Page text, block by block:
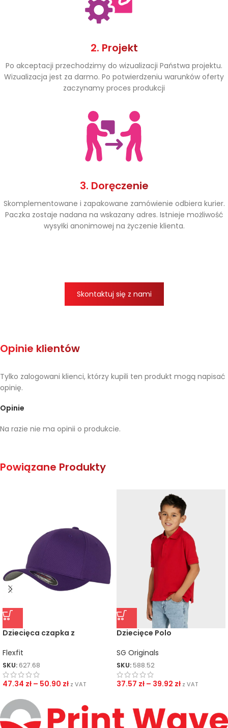
2. Projekt
Po akceptacji przechodzimy do wizualizacji Państwa projektu.
Wizualizacja jest za darmo. Po potwierdzeniu warunków oferty
zaczynamy proces produkcji
3. Doręczenie
Skomplementowane i zapakowane zamówienie odbiera kurier.
Paczka zostaje nadana na wskazany adres. Istnieje możliwość
wysyłki anonimowej na życzenie klienta.
Skontaktuj się z nami
Opinie klientów
Opinie
Na razie nie ma opinii o produkcie.
Tylko zalogowani klienci, którzy kupili ten produkt mogą napisać
opinię.
Powiązane Produkty
Dziecięca czapka z
Combed
Flexfit
SKU: 627.68
47.34 zł – 50.90 zł z VAT
Dziecięce Polo
SG Originals
SKU:588.52
37.57 zł – 39.92 zł z VAT